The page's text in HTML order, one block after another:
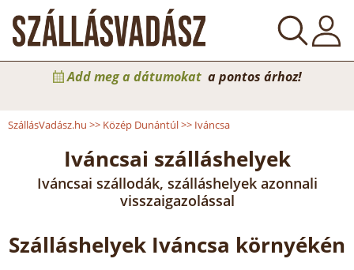
Add meg a dátumokat a pontos árhoz!
SzállásVadász.hu >> Közép Dunántúl>> Iváncsa
Iváncsai szálláshelyek
Iváncsai szállodák, szálláshelyek azonnali
visszaigazolással
Szálláshelyek Iváncsa környékén